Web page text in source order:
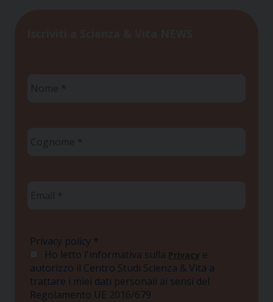
Privacy policy *
Ho letto l'informativa sulla Privacy e
autorizzo il Centro Studi Scienza & Vita a
trattare i miei dati personali ai sensi del
Regolamento UE 2016/679